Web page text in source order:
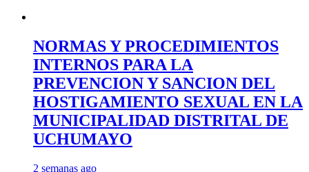
NORMAS Y PROCEDIMIENTOS
INTERNOS PARA LA
PREVENCION Y SANCION DEL
HOSTIGAMIENTO SEXUAL EN LA
MUNICIPALIDAD DISTRITAL DE
UCHUMAYO
2 semanas ago